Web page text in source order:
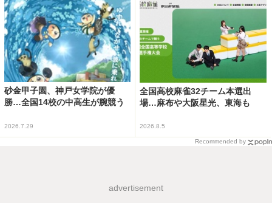
砂金甲子園、神戸女学院が優
勝…全国14校の中高生が腕競う
2026.7.29
全国高校麻雀32チーム本選出
場…麻布や大阪星光、東海も
2026.8.5
Recommended by
advertisement